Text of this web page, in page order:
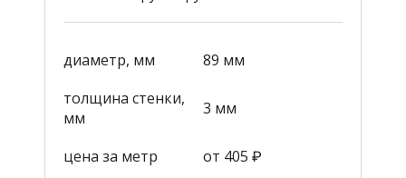
диаметр, мм
89 мм
толщина стенки,
мм
3 мм
цена за метр от 405 ₽